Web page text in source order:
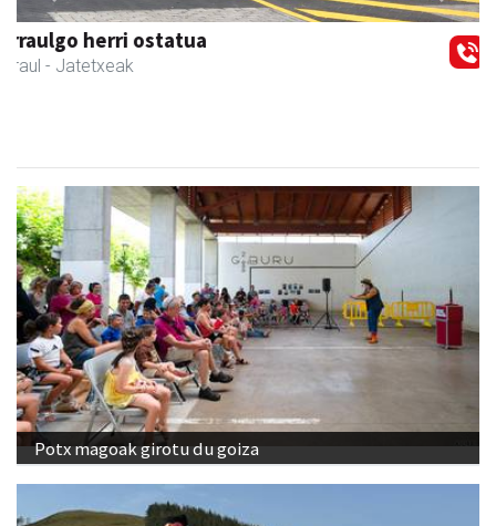
Amonarriz iturgintza S. L.
Larraul - Iturgintza
Potx magoak girotu du goiza